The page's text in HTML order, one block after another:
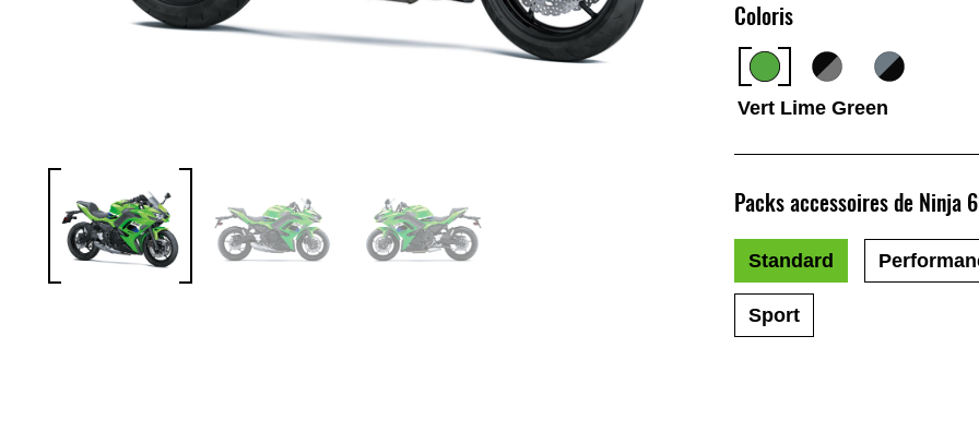
Coloris
Vert Lime Green
Packs accessoires de Ninja
Standard
Sport